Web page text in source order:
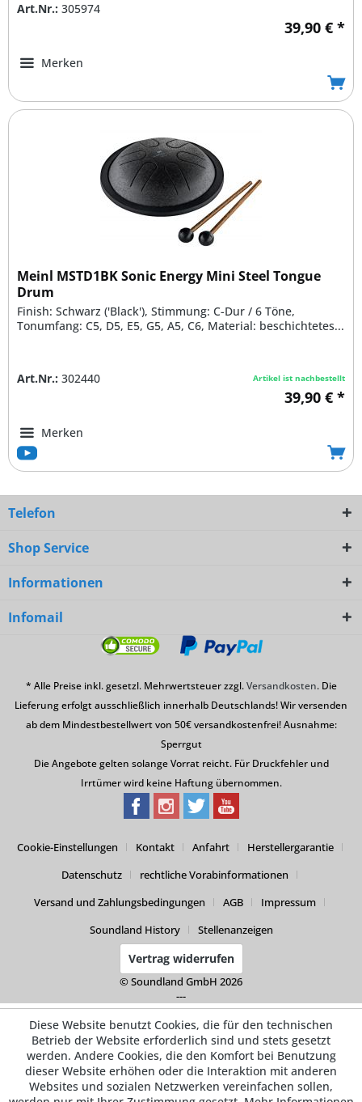
Art.Nr.: 305974
39,90 € *
Merken
Meinl MSTD1BK Sonic Energy Mini Steel Tongue
Drum
Finish: Schwarz ('Black'), Stimmung: C-Dur / 6 Töne,
Tonumfang: C5, D5, E5, G5, A5, C6, Material: beschichtetes...
Art.Nr.: 302440 Artikel ist nachbestellt
39,90 € *
Merken
Telefon
Shop Service
Informationen
Infomail
* Alle Preise inkl. gesetzl. Mehrwertsteuer zzgl.Versandkosten. Die
Lieferung erfolgt ausschließlich innerhalb Deutschlands! Wir versenden
ab dem Mindestbestellwert von 50€ versandkostenfrei! Ausnahme:
Sperrgut
Die Angebote gelten solange Vorrat reicht. Für Druckfehler und
Irrtümer wird keine Haftung übernommen.
Cookie-Einstellungen Kontakt Anfahrt
Herstellergarantie
Datenschutz
rechtliche Vorabinformationen
Versand und Zahlungsbedingungen
AGB
Impressum
Soundland History
Stellenanzeigen
Vertrag widerrufen
© Soundland GmbH 2026
---
Diese Website benutzt Cookies, die für den technischen
Betrieb der Website erforderlich sind und stets gesetzt
werden. Andere Cookies, die den Komfort bei Benutzung
dieser Website erhöhen oder die Interaktion mit anderen
Websites und sozialen Netzwerken vereinfachen sollen,